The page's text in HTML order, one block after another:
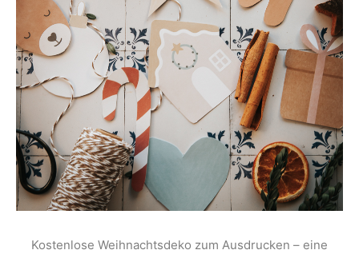
Kostenlose Weihnachtsdeko zum Ausdrucken – eine